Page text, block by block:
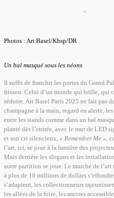
Photos : Art Basel/Kbsp/DR
Un bal masqué sous les néons
Il suffit de franchir les portes du Grand
frisson. Celui d’un monde qui brille, qui
séduire. Art Basel Paris 2025 ne fait pas
champagne à la main, regard en alerte,
entre les stands comme dans un bal
planté dès l’entrée, avec le mur de LED
et son cri silencieux, « Remember Me »,
l’art, ici, se joue à la lumière des
Mais derrière les slogans et les
autre partition se joue. Le marché de l’art
à plus de 10 millions de dollars
s’adaptent, les collectionneurs
les allées de la foire, les œuvres